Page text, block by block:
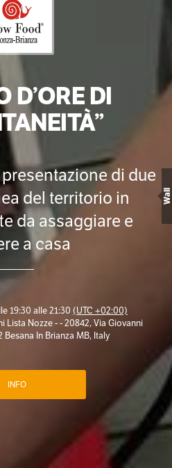
D’ORE DI
di due
del territorio in
da assaggiare e
a casa
19:30 alle 21:30 (UTC +02:00)
Nozze - - 20842, Via Giovanni
In Brianza MB, Italy
INFO
Wall